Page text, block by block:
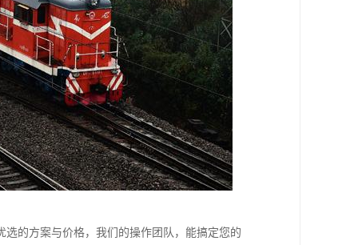
的方案与价格，我们的操作团队，能搞定您的